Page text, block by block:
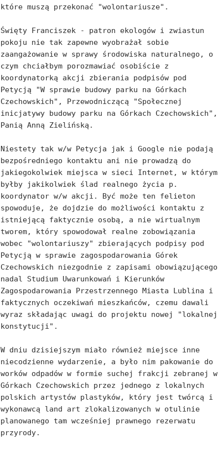
które muszą przekonać "wolontariusze".
Święty Franciszek - patron ekologów i zwiastun
pokoju nie tak zapewne wyobrażał sobie
zaangażowanie w sprawy środowiska naturalnego, o
czym chciałbym porozmawiać osobiście z
koordynatorką akcji zbierania podpisów pod
Petycją "W sprawie budowy parku na Górkach
Czechowskich", Przewodniczącą "Społecznej
inicjatywy budowy parku na Górkach Czechowskich",
Panią Anną Zielińską.
Niestety tak w/w Petycja jak i Google nie podają
bezpośredniego kontaktu ani nie prowadzą do
jakiegokolwiek miejsca w sieci Internet, w którym
byłby jakikolwiek ślad realnego życia p.
koordynator w/w akcji. Być może ten felieton
spowoduje, że dojdzie do możliwości kontaktu z
istniejącą faktycznie osobą, a nie wirtualnym
tworem, który spowodował realne zobowiązania
wobec "wolontariuszy" zbierających podpisy pod
Petycją w sprawie zagospodarowania Górek
Czechowskich niezgodnie z zapisami obowiązującego
nadal Studium Uwarunkowań i Kierunków
Zagospodarowania Przestrzennego Miasta Lublina i
faktycznych oczekiwań mieszkańców, czemu dawali
wyraz składając uwagi do projektu nowej "lokalnej
konstytucji".
W dniu dzisiejszym miało również miejsce inne
niecodzienne wydarzenie, a było nim pakowanie do
worków odpadów w formie suchej frakcji zebranej w
Górkach Czechowskich przez jednego z lokalnych
polskich artystów plastyków, który jest twórcą i
wykonawcą land art zlokalizowanych w otulinie
planowanego tam wcześniej prawnego rezerwatu
przyrody.